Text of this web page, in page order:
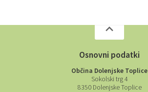
Osnovni podatki
Občina Dolenjske Toplice
Sokolski trg 4
8350 Dolenjske Toplice